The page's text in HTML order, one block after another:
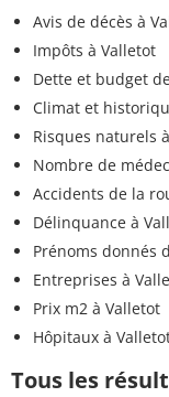
Avis de décès à
Impôts à Valletot
Dette et budget
Climat et
Risques naturels
Nombre de
Accidents de la
Délinquance à
Prénoms donnés
Entreprises à
Prix m2 à Valletot
Hôpitaux à
Tous les